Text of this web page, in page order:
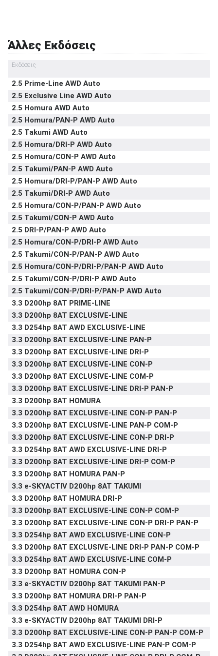
έκτακτη ανάγκη
Άλλες Εκδόσεις
Εκδόσεις
2.5 Prime-Line AWD Auto
2.5 Exclusive Line AWD Auto
2.5 Homura AWD Auto
2.5 Homura/PAN-P AWD Auto
2.5 Takumi AWD Auto
2.5 Homura/DRI-P AWD Auto
2.5 Homura/CON-P AWD Auto
2.5 Takumi/PAN-P AWD Auto
2.5 Homura/DRI-P/PAN-P AWD Auto
2.5 Takumi/DRI-P AWD Auto
2.5 Homura/CON-P/PAN-P AWD Auto
2.5 Takumi/CON-P AWD Auto
2.5 DRI-P/PAN-P AWD Auto
2.5 Homura/CON-P/DRI-P AWD Auto
2.5 Takumi/CON-P/PAN-P AWD Auto
2.5 Homura/CON-P/DRI-P/PAN-P AWD Auto
2.5 Takumi/CON-P/DRI-P AWD Auto
2.5 Takumi/CON-P/DRI-P/PAN-P AWD Auto
3.3 D200hp 8AT PRIME-LINE
3.3 D200hp 8AT EXCLUSIVE-LINE
3.3 D254hp 8AT AWD EXCLUSIVE-LINE
3.3 D200hp 8AT EXCLUSIVE-LINE PAN-P
3.3 D200hp 8AT EXCLUSIVE-LINE DRI-P
3.3 D200hp 8AT EXCLUSIVE-LINE CON-P
3.3 D200hp 8AT EXCLUSIVE-LINE COM-P
3.3 D200hp 8AT EXCLUSIVE-LINE DRI-P PAN-P
3.3 D200hp 8AT HOMURA
3.3 D200hp 8AT EXCLUSIVE-LINE CON-P PAN-P
3.3 D200hp 8AT EXCLUSIVE-LINE PAN-P COM-P
3.3 D200hp 8AT EXCLUSIVE-LINE CON-P DRI-P
3.3 D254hp 8AT AWD EXCLUSIVE-LINE DRI-P
3.3 D200hp 8AT EXCLUSIVE-LINE DRI-P COM-P
3.3 D200hp 8AT HOMURA PAN-P
3.3 e-SKYACTIV D200hp 8AT TAKUMI
3.3 D200hp 8AT HOMURA DRI-P
3.3 D200hp 8AT EXCLUSIVE-LINE CON-P COM-P
3.3 D200hp 8AT EXCLUSIVE-LINE CON-P DRI-P PAN-P
3.3 D254hp 8AT AWD EXCLUSIVE-LINE CON-P
3.3 D200hp 8AT EXCLUSIVE-LINE DRI-P PAN-P COM-P
3.3 D254hp 8AT AWD EXCLUSIVE-LINE COM-P
3.3 D200hp 8AT HOMURA CON-P
3.3 e-SKYACTIV D200hp 8AT TAKUMI PAN-P
3.3 D200hp 8AT HOMURA DRI-P PAN-P
3.3 D254hp 8AT AWD HOMURA
3.3 e-SKYACTIV D200hp 8AT TAKUMI DRI-P
3.3 D200hp 8AT EXCLUSIVE-LINE CON-P PAN-P COM-P
3.3 D254hp 8AT AWD EXCLUSIVE-LINE PAN-P COM-P